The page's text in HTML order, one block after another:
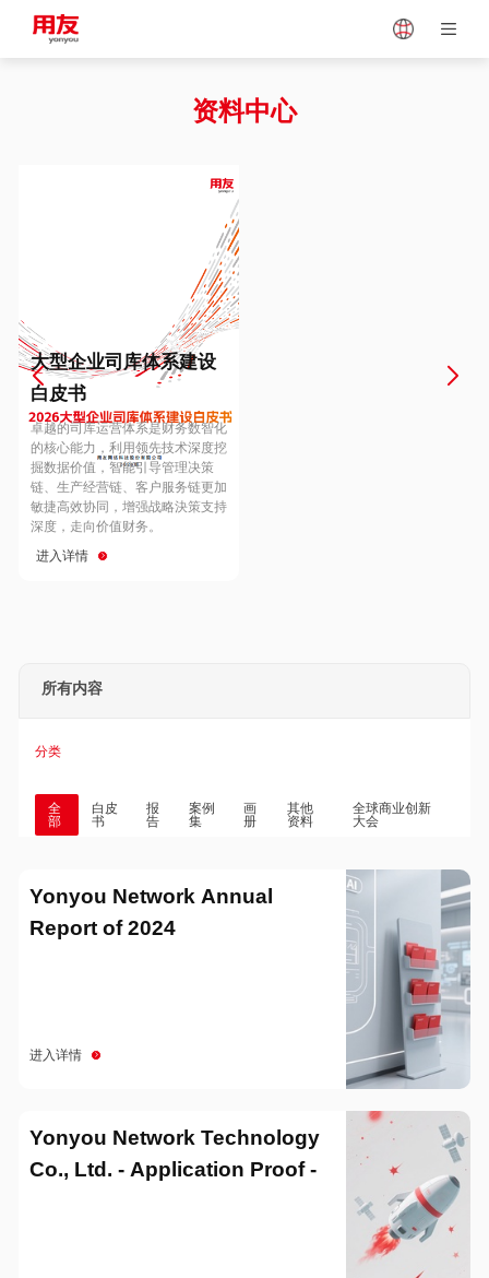
Vietnam
Europe
Hungary
Hong Kong
资料中心
大型企业司库体系建设
白皮书
卓越的司库运营体系是财务数智化
的核心能力，利用领先技术深度挖
掘数据价值，智能引导管理决策
链、生产经营链、客户服务链更加
敏捷高效协同，增强战略決策支持
深度，走向价值财务。
进入详情
所有内容
分类
全
部
白皮
书
报
告
案例
集
画
册
其他
资料
全球商业创新
大会
Yonyou Network Annual
Report of 2024
进入详情
Yonyou Network Technology
Co., Ltd. - Application Proof -